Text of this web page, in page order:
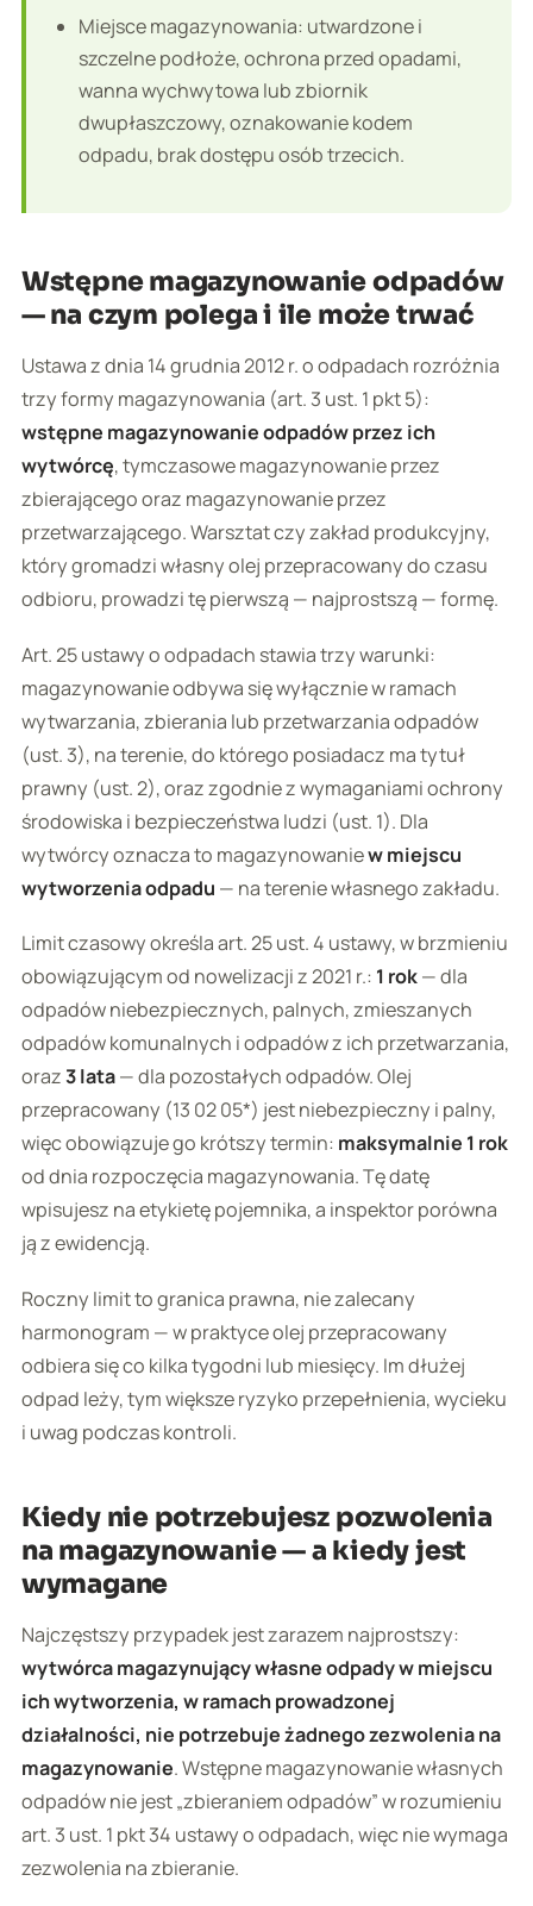
Miejsce magazynowania: utwardzone i
szczelne podłoże, ochrona przed opadami,
wanna wychwytowa lub zbiornik
dwupłaszczowy, oznakowanie kodem
odpadu, brak dostępu osób trzecich.
Wstępne magazynowanie odpadów
— na czym polega i ile może trwać
Ustawa z dnia 14 grudnia 2012 r. o odpadach rozróżnia
trzy formy magazynowania (art. 3 ust. 1 pkt 5):
wstępne magazynowanie odpadów przez ich
wytwórcę, tymczasowe magazynowanie przez
zbierającego oraz magazynowanie przez
przetwarzającego. Warsztat czy zakład produkcyjny,
który gromadzi własny olej przepracowany do czasu
odbioru, prowadzi tę pierwszą — najprostszą — formę.
Art. 25 ustawy o odpadach stawia trzy warunki:
magazynowanie odbywa się wyłącznie w ramach
wytwarzania, zbierania lub przetwarzania odpadów
(ust. 3), na terenie, do którego posiadacz ma tytuł
prawny (ust. 2), oraz zgodnie z wymaganiami ochrony
środowiska i bezpieczeństwa ludzi (ust. 1). Dla
wytwórcy oznacza to magazynowaniew miejscu
wytworzenia odpadu — na terenie własnego zakładu.
Limit czasowy określa art. 25 ust. 4 ustawy, w brzmieniu
obowiązującym od nowelizacji z 2021 r.: 1 rok— dla
odpadów niebezpiecznych, palnych, zmieszanych
odpadów komunalnych i odpadów z ich przetwarzania,
oraz3 lata— dla pozostałych odpadów. Olej
przepracowany (13 02 05*) jest niebezpieczny i palny,
więc obowiązuje go krótszy termin: maksymalnie 1 rok
od dnia rozpoczęcia magazynowania. Tę datę
wpisujesz na etykietę pojemnika, a inspektor porówna
ją z ewidencją.
Roczny limit to granica prawna, nie zalecany
harmonogram — w praktyce olej przepracowany
odbiera się co kilka tygodni lub miesięcy. Im dłużej
odpad leży, tym większe ryzyko przepełnienia, wycieku
i uwag podczas kontroli.
Kiedy nie potrzebujesz pozwolenia
na magazynowanie — a kiedy jest
wymagane
Najczęstszy przypadek jest zarazem najprostszy:
wytwórca magazynujący własne odpady w miejscu
ich wytworzenia, w ramach prowadzonej
działalności, nie potrzebuje żadnego zezwolenia na
magazynowanie. Wstępne magazynowanie własnych
odpadów nie jest „zbieraniem odpadów” w rozumieniu
art. 3 ust. 1 pkt 34 ustawy o odpadach, więc nie wymaga
zezwolenia na zbieranie.